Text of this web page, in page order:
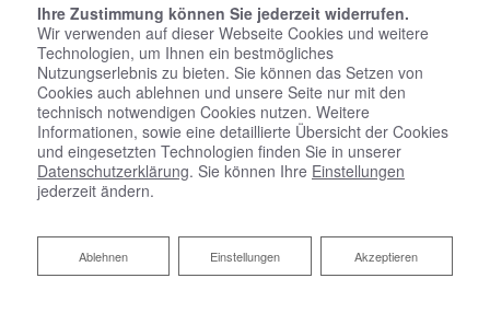
Ihre Zustimmung können Sie jederzeit widerrufen.
Wir verwenden auf dieser Webseite Cookies und weitere
Technologien, um Ihnen ein bestmögliches
Nutzungserlebnis zu bieten. Sie können das Setzen von
Cookies auch ablehnen und unsere Seite nur mit den
technisch notwendigen Cookies nutzen. Weitere
Informationen, sowie eine detaillierte Übersicht der Cookies
und eingesetzten Technologien finden Sie in unserer
Datenschutzerklärung. Sie können Ihre Einstellungen
jederzeit ändern.
Akzeptieren
Einstellungen
Ablehnen
Ablehnen